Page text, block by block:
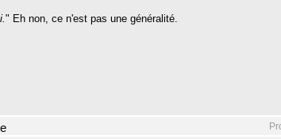
" Eh non, ce n'est pas une généralité.